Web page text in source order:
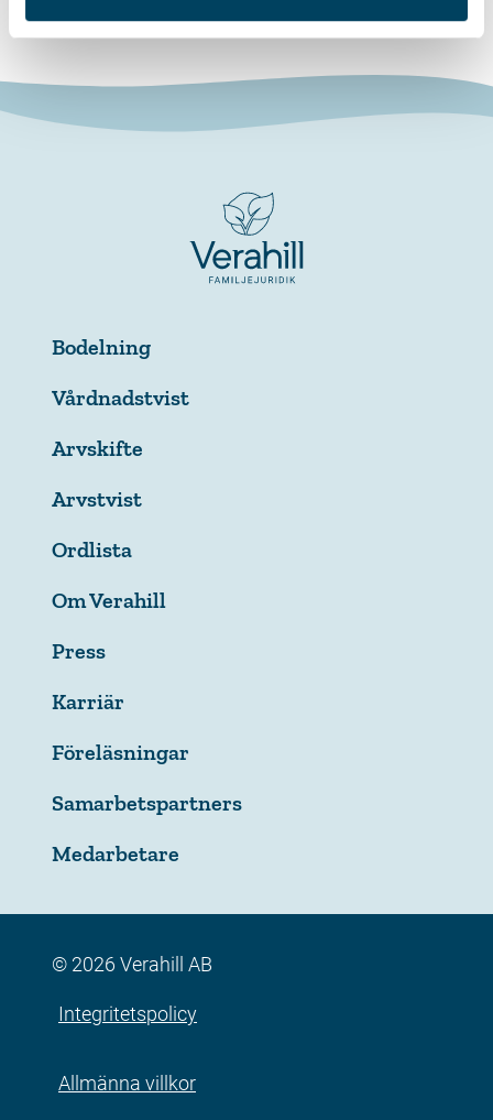
Bodelning
Vårdnadstvist
Arvskifte
Arvstvist
Ordlista
Om Verahill
Press
Karriär
Föreläsningar
Samarbetspartners
Medarbetare
© 2026 Verahill AB
Integritetspolicy
Allmänna villkor